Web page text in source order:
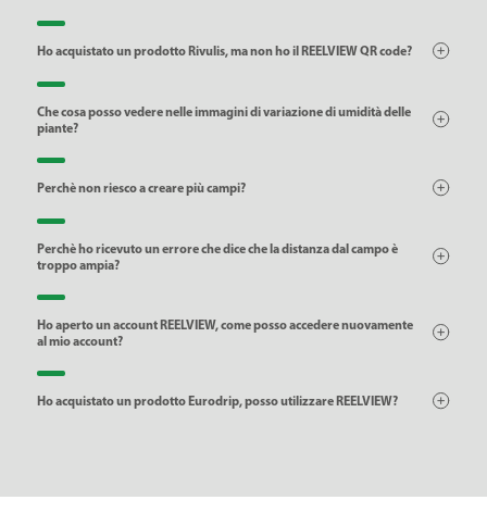
Ho acquistato un prodotto Rivulis, ma non ho il REELVIEW QR code?
Che cosa posso vedere nelle immagini di variazione di umidità delle
piante?
Perchè non riesco a creare più campi?
Perchè ho ricevuto un errore che dice che la distanza dal campo è
troppo ampia?
Ho aperto un account REELVIEW, come posso accedere nuovamente
al mio account?
Ho acquistato un prodotto Eurodrip, posso utilizzare REELVIEW?